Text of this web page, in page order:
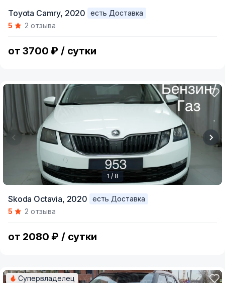
of
Toyota Camry, 2020
есть Доставка
5
2 отзыва
от 3700 ₽ / сутки
of
1 / 8
Skoda Octavia, 2020
есть Доставка
5
2 отзыва
от 2080 ₽ / сутки
Супервладелец